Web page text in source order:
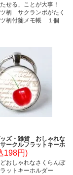
せる」ことが大事！
柄 サクランボがたく
柄付箋メモ帳 １個
ッズ・雑貨 おしゃれな
ークルフラットキーホ
198円)
おしゃれなさくらんぼ
ットキーホルダー